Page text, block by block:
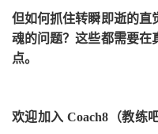
但如何抓住转瞬即逝的直
魂的问题？这些都需要在
点。
欢迎加入Coach8 （教练